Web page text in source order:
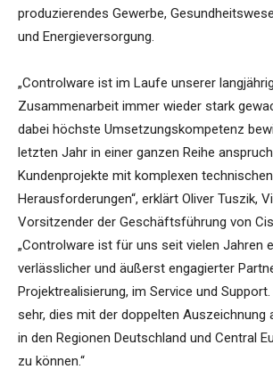
produzierendes Gewerbe,
und Energieversorgung.
„Controlware ist im Laufe unserer
Zusammenarbeit immer wieder stark
dabei höchste Umsetzungskompetenz
letzten Jahr in einer ganzen Reihe
Kundenprojekte mit komplexen technischen
Herausforderungen“, erklärt Oliver Tuszik,
Vorsitzender der Geschäftsführung von
„Controlware ist für uns seit vielen Jahren
verlässlicher und äußerst engagierter
Projektrealisierung, im Service und
sehr, dies mit der doppelten Auszeichnung
in den Regionen Deutschland und Central
zu können.“